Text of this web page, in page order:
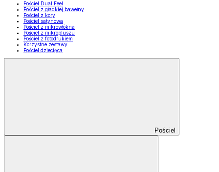
Pościel Dual Feel
Pościel z gładkiej bawełny
Pościel z kory
Pościel satynowa
Pościel z mikrowłókna
Pościel z mikropluszu
Pościel z fotodrukiem
Korzystne zestawy
Pościel dziecięca
Pościel